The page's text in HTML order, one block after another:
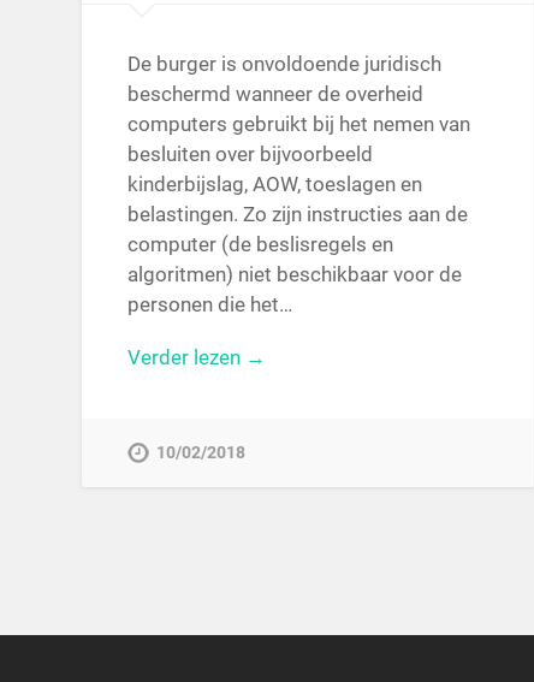
De burger is onvoldoende juridisch
beschermd wanneer de overheid
computers gebruikt bij het nemen van
besluiten over bijvoorbeeld
kinderbijslag, AOW, toeslagen en
belastingen. Zo zijn instructies aan de
computer (de beslisregels en
algoritmen) niet beschikbaar voor de
personen die het…
Verder lezen →
10/02/2018